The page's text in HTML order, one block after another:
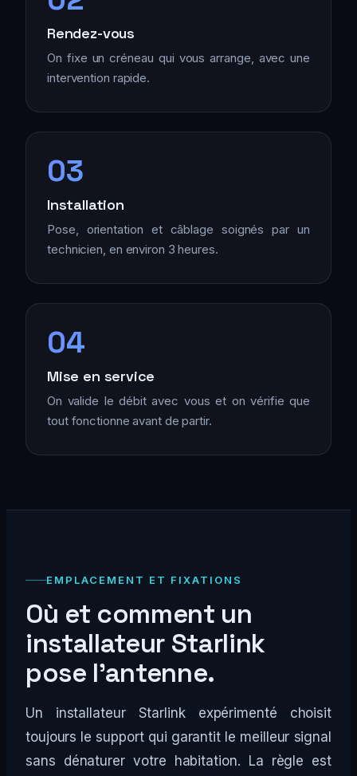
Rendez-vous
On fixe un créneau qui vous arrange, avec une
intervention rapide.
03
Installation
Pose, orientation et câblage soignés par un
technicien, en environ 3 heures.
04
Mise en service
On valide le débit avec vous et on vérifie que
tout fonctionne avant de partir.
EMPLACEMENT ET FIXATIONS
Où et comment un
installateur Starlink
pose l'antenne.
Un installateur Starlink expérimenté choisit
toujours le support qui garantit le meilleur signal
sans dénaturer votre habitation. La règle est